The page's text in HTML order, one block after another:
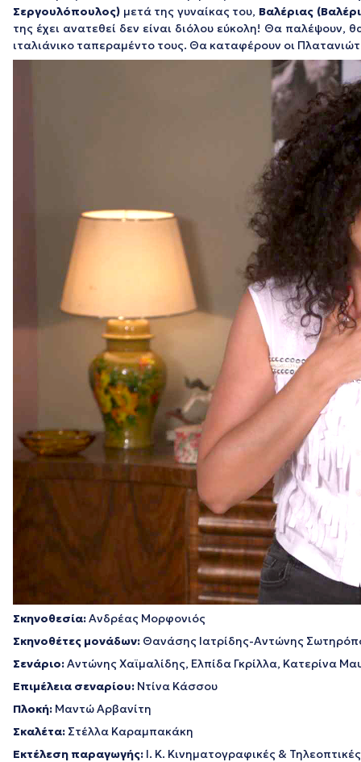
Σεργουλόπουλος) μετά της γυναίκας του, Βαλέριας
της έχει ανατεθεί δεν είναι διόλου εύκολη! Θα
ιταλιάνικο ταπεραμέντο τους. Θα καταφέρουν οι
Σκηνοθεσία:Ανδρέας Μορφονιός
Σκηνοθέτες μονάδων: Θανάσης Ιατρίδης-Αντώνης
Σενάριο:Αντώνης Χαϊμαλίδης, Ελπίδα Γκρίλλα, Κατερίνα
Επιμέλεια σεναρίου: Ντίνα Κάσσου
Πλοκή: Μαντώ Αρβανίτη
Σκαλέτα: Στέλλα Καραμπακάκη
Εκτέλεση παραγωγής: Ι. Κ. Κινηματογραφικές &